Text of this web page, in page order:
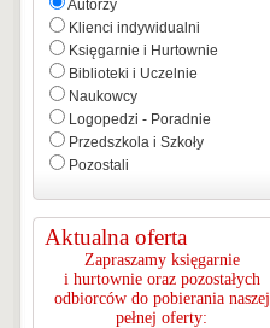
Autorzy
Klienci indywidualni
Księgarnie i Hurtownie
Biblioteki i Uczelnie
Naukowcy
Logopedzi - Poradnie
Przedszkola i Szkoły
Pozostali
Aktualna oferta
Zapraszamy księgarnie
i hurtownie oraz pozostałych
odbiorców do pobierania naszej
pełnej oferty: